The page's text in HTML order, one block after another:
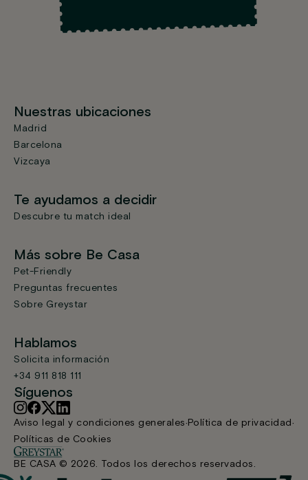
Nuestras ubicaciones
Madrid
Barcelona
Vizcaya
Te ayudamos a decidir
Descubre tu match ideal
Más sobre Be Casa
Pet-Friendly
Preguntas frecuentes
Sobre Greystar
Hablamos
Solicita información
+34 911 818 111
Síguenos
Aviso legal y condiciones generales Política de privacidad
Políticas de Cookies
BE CASA © 2026. Todos los derechos reservados.